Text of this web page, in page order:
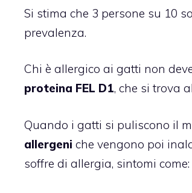
Si stima che 3 persone su 10
prevalenza.
Chi è allergico ai gatti non
proteina FEL D1, che si trova
Quando i gatti si puliscono il
allergeni che vengono poi
soffre di allergia, sintomi